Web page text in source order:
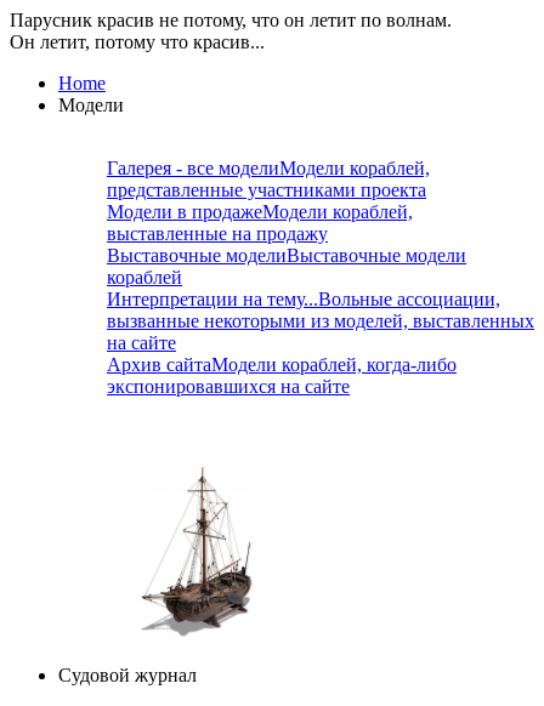
Парусник красив не потому, что он летит по волнам.
Он летит, потому что красив...
Home
Модели
Галерея - все моделиМодели кораблей,
представленные участниками проекта
Модели в продажеМодели кораблей,
выставленные на продажу
Выставочные моделиВыставочные модели
кораблей
Интерпретации на тему...Вольные ассоциации,
вызванные некоторыми из моделей, выставленных
на сайте
Архив сайтаМодели кораблей, когда-либо
экспонировавшихся на сайте
Судовой журнал